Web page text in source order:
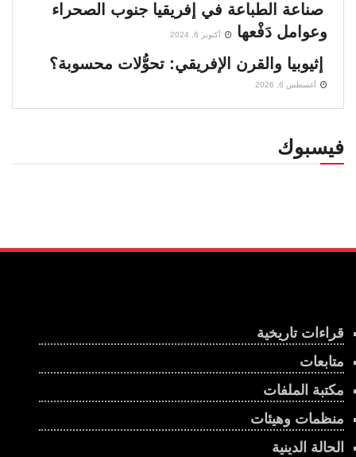
صناعة الطباعة في إفريقيا جنوب الصحراء
وعوامل دَفْعها
أكتوبر 6, 2024
إثيوبيا والقرن الإفريقي: تحوُّلات محسوبة؟
أغسطس 6, 2026
فيسبوك
قراءات تاريخية
متابعات
مكتبة الملفات
منظمات وهيئات
الحالة الدينية